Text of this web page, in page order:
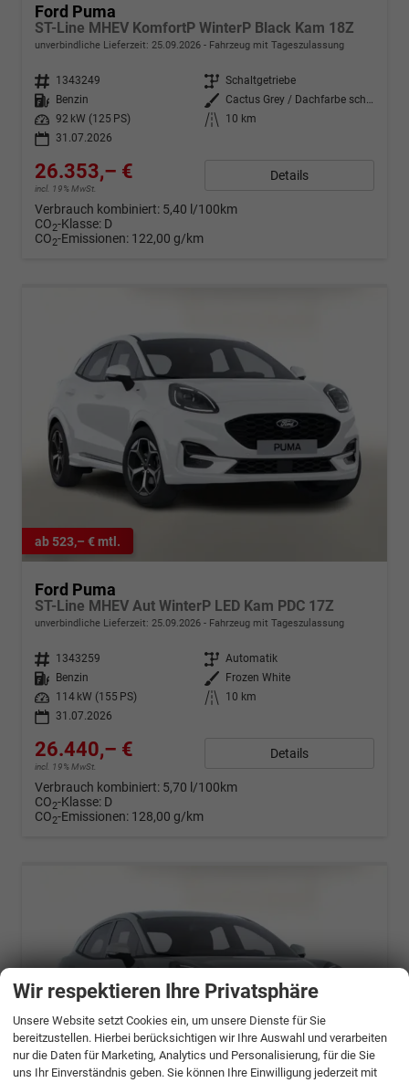
Ford Puma
ST-Line MHEV KomfortP WinterP Black Kam 18Z
unverbindliche Lieferzeit: 25.09.2026 Fahrzeug mit Tageszulassung
Fahrzeugnr. 1343249 Getriebe Schaltgetriebe
Kraftstoff
Benzin Außenfarbe
Cactus Grey / Dachfarbe schwarz
Leistung
92 kW (125 PS) Kilometerstand
10 km
31.07.2026
26.353,– €
incl. 19% MwSt.
Details
Verbrauch kombiniert: 5,40 l/100km
CO2-Klasse: D
CO2-Emissionen: 122,00 g/km
ab 523,– € mtl.
Ford Puma
ST-Line MHEV Aut WinterP LED Kam PDC 17Z
unverbindliche Lieferzeit: 25.09.2026 Fahrzeug mit Tageszulassung
Fahrzeugnr. 1343259 Getriebe Automatik
Kraftstoff
Benzin Außenfarbe
Frozen White
Leistung
114 kW (155 PS) Kilometerstand
10 km
31.07.2026
26.440,– €
incl. 19% MwSt.
Details
Verbrauch kombiniert: 5,70 l/100km
CO2-Klasse: D
CO2-Emissionen: 128,00 g/km
Wir respektieren Ihre Privatsphäre
Unsere Website setzt Cookies ein, um unsere Dienste für Sie
bereitzustellen. Hierbei berücksichtigen wir Ihre Auswahl und verarbeiten
nur die Daten für Marketing, Analytics und Personalisierung, für die Sie
uns Ihr Einverständnis geben. Sie können Ihre Einwilligung jederzeit mit